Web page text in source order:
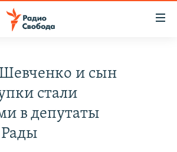
и сын
стали
в депутаты